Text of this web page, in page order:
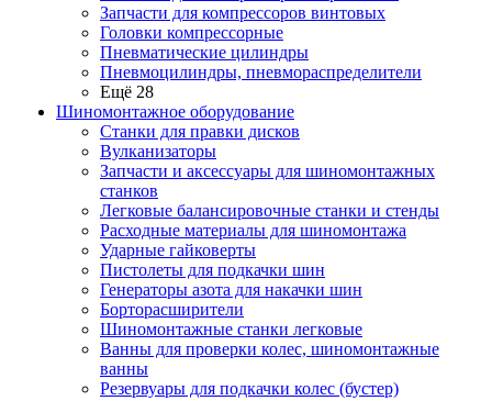
Запчасти для компрессоров винтовых
Головки компрессорные
Пневматические цилиндры
Пневмоцилиндры, пневмораспределители
Ещё 28
Шиномонтажное оборудование
Станки для правки дисков
Вулканизаторы
Запчасти и аксессуары для шиномонтажных
станков
Легковые балансировочные станки и стенды
Расходные материалы для шиномонтажа
Ударные гайковерты
Пистолеты для подкачки шин
Генераторы азота для накачки шин
Борторасширители
Шиномонтажные станки легковые
Ванны для проверки колес, шиномонтажные
ванны
Резервуары для подкачки колес (бустер)